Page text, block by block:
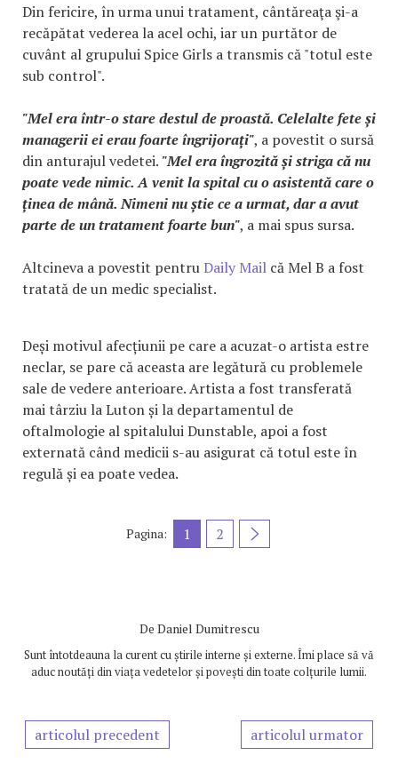
Din fericire, în urma unui tratament, cântăreaţa şi-a
recăpătat vederea la acel ochi, iar un purtător de
cuvânt al grupului Spice Girls a transmis că "totul este
sub control".
"Mel era într-o stare destul de proastă. Celelalte fete și
managerii ei erau foarte îngrijorați", a povestit o sursă
din anturajul vedetei. "Mel era îngrozită și striga că nu
poate vede nimic. A venit la spital cu o asistentă care o
ținea de mână. Nimeni nu știe ce a urmat, dar a avut
parte de un tratament foarte bun", a mai spus sursa.
Altcineva a povestit pentruDaily Mail că Mel B a fost
tratată de un medic specialist.
Deși motivul afecțiunii pe care a acuzat-o artista estre
neclar, se pare că aceasta are legătură cu problemele
sale de vedere anterioare. Artista a fost transferată
mai târziu la Luton și la departamentul de
oftalmologie al spitalului Dunstable, apoi a fost
externată când medicii s-au asigurat că totul este în
regulă și ea poate vedea.
Pagina: 1 2
De Daniel Dumitrescu
Sunt întotdeauna la curent cu știrile interne și externe. Îmi place să vă
aduc noutăți din viața vedetelor și povești din toate colțurile lumii.
articolul precedent articolul urmator